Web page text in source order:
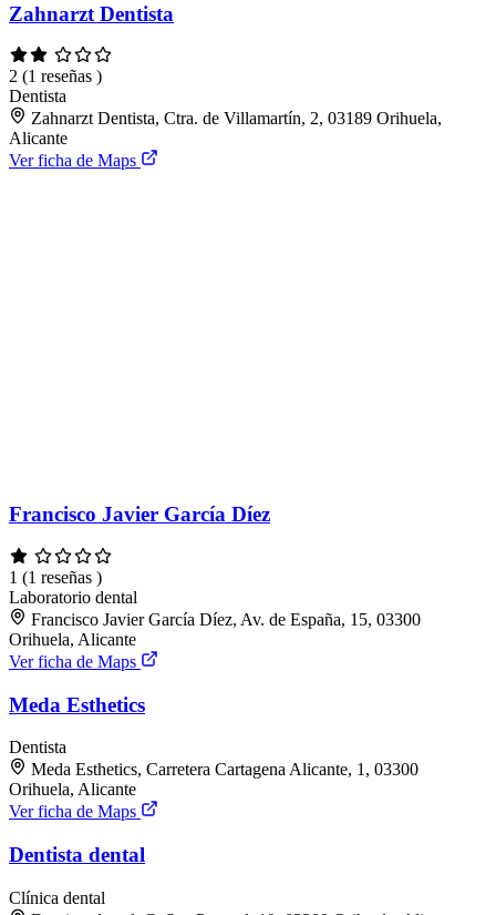
Zahnarzt Dentista
2 (1 reseñas )
Dentista
Zahnarzt Dentista, Ctra. de Villamartín, 2, 03189 Orihuela,
Alicante
Ver ficha de Maps
Francisco Javier García Díez
1 (1 reseñas )
Laboratorio dental
Francisco Javier García Díez, Av. de España, 15, 03300
Orihuela, Alicante
Ver ficha de Maps
Meda Esthetics
Dentista
Meda Esthetics, Carretera Cartagena Alicante, 1, 03300
Orihuela, Alicante
Ver ficha de Maps
Dentista dental
Clínica dental